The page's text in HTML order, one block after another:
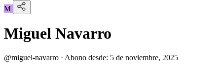
M
Miguel Navarro
@miguel-navarro · Abono desde: 5 de noviembre, 2025